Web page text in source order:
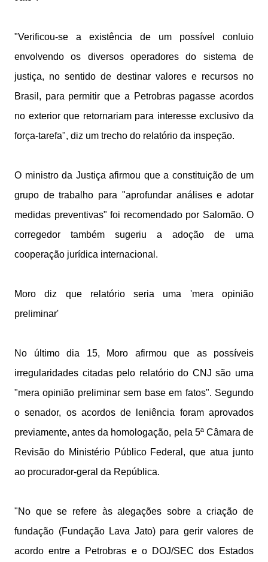
"Verificou-se a existência de um possível conluio
envolvendo os diversos operadores do sistema de
justiça, no sentido de destinar valores e recursos no
Brasil, para permitir que a Petrobras pagasse acordos
no exterior que retornariam para interesse exclusivo da
força-tarefa", diz um trecho do relatório da inspeção.
O ministro da Justiça afirmou que a constituição de um
grupo de trabalho para "aprofundar análises e adotar
medidas preventivas" foi recomendado por Salomão. O
corregedor também sugeriu a adoção de uma
cooperação jurídica internacional.
Moro diz que relatório seria uma 'mera opinião
preliminar'
No último dia 15, Moro afirmou que as possíveis
irregularidades citadas pelo relatório do CNJ são uma
"mera opinião preliminar sem base em fatos". Segundo
o senador, os acordos de leniência foram aprovados
previamente, antes da homologação, pela 5ª Câmara de
Revisão do Ministério Público Federal, que atua junto
ao procurador-geral da República.
"No que se refere às alegações sobre a criação de
fundação (Fundação Lava Jato) para gerir valores de
acordo entre a Petrobras e o DOJ/SEC dos Estados